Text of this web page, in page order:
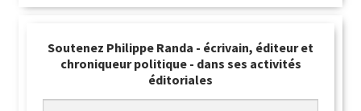
Soutenez Philippe Randa - écrivain, éditeur et
chroniqueur politique - dans ses activités
éditoriales